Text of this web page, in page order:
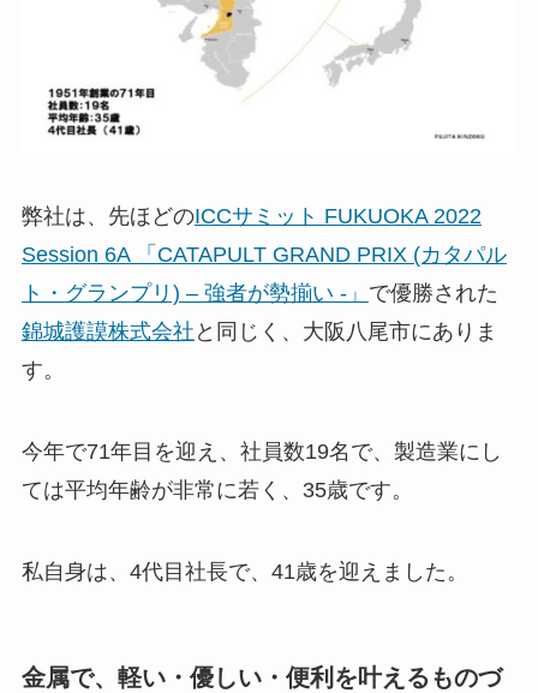
弊社は、先ほどのICCサミット FUKUOKA 2022
Session 6A 「CATAPULT GRAND PRIX (カタパル
ト・グランプリ) – 強者が勢揃い -」 で優勝された
錦城護謨株式会社 と同じく、大阪八尾市にありま
す。
今年で71年目を迎え、社員数19名で、製造業にし
ては平均年齢が非常に若く、35歳です。
私自身は、4代目社長で、41歳を迎えました。
金属で、軽い・優しい・便利を叶えるものづ